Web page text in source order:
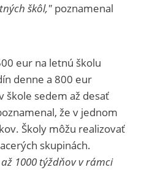
škôl," poznamenal
eur na letnú školu
denne a 800 eur
škole sedem až desať
že v jednom
Školy môžu realizovať
skupinách.
1000 týždňov v rámci